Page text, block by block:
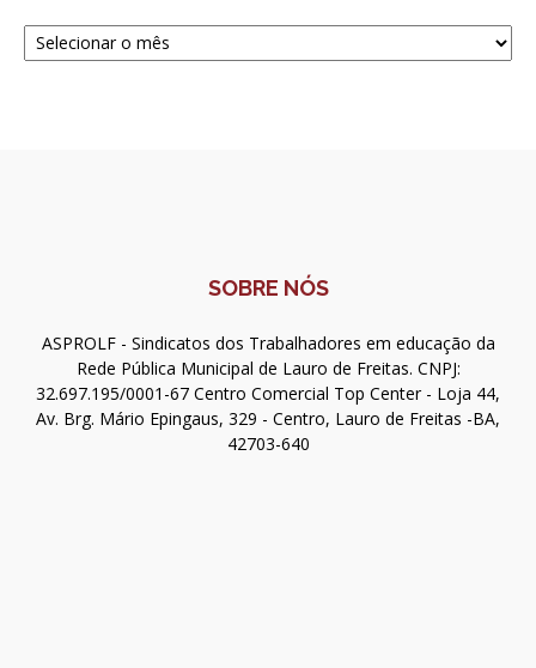
Navegue
SOBRE NÓS
ASPROLF - Sindicatos dos Trabalhadores em educação da
Rede Pública Municipal de Lauro de Freitas. CNPJ:
32.697.195/0001-67 Centro Comercial Top Center - Loja 44,
Av. Brg. Mário Epingaus, 329 - Centro, Lauro de Freitas -BA,
42703-640